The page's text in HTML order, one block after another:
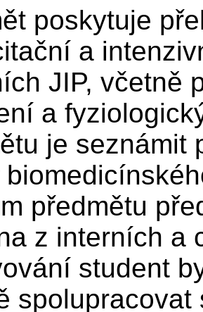
poskytuje
a
JIP, včetně
a
je seznámit
předmětu
z interních a
student